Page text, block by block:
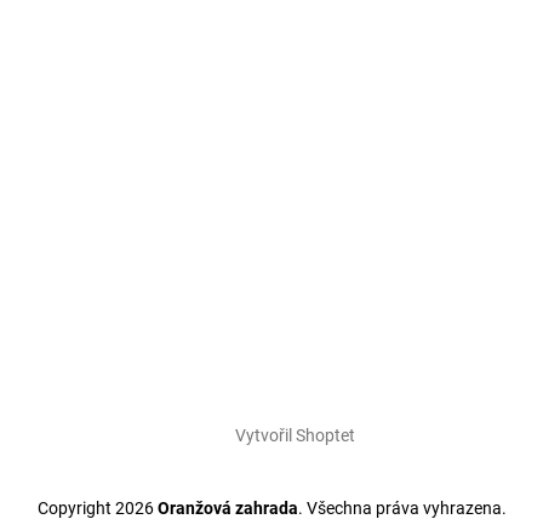
Vytvořil Shoptet
Copyright 2026Oranžová zahrada. Všechna práva vyhrazena.